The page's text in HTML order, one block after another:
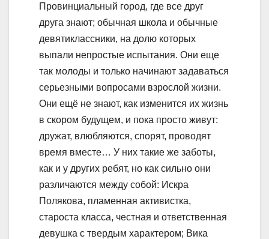
Провинциальный город, где все друг
друга знают; обычная школа и обычные
девятиклассники, на долю которых
выпали непростые испытания. Они еще
так молоды и только начинают задаваться
серьезными вопросами взрослой жизни.
Они ещё не знают, как изменится их жизнь
в скором будущем, и пока просто живут:
дружат, влюбляются, спорят, проводят
время вместе… У них такие же заботы,
как и у других ребят, но как сильно они
различаются между собой: Искра
Полякова, пламенная активистка,
староста класса, честная и ответственная
девушка с твердым характером; Вика